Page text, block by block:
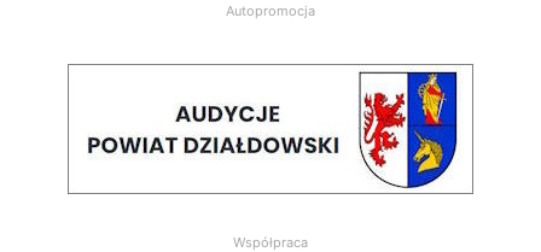
Autopromocja
Współpraca